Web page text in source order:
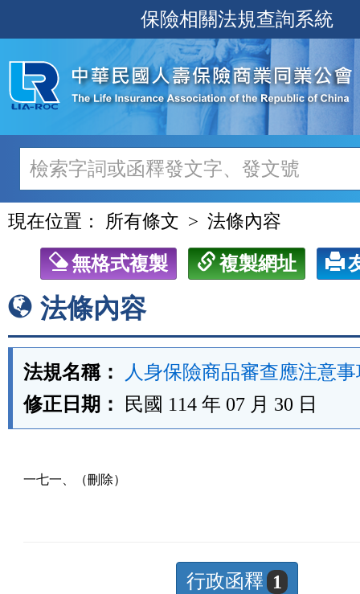
至
主
內
容
保險相關法規查詢系統
現在位置： 所有條文 法條內容
無格式複製 複製網址
法條內容
法規名稱：
人身保險商品審查應注意
修正日期：
民國 114 年 07 月 30 日
一七一、（刪除）
行政函釋 1